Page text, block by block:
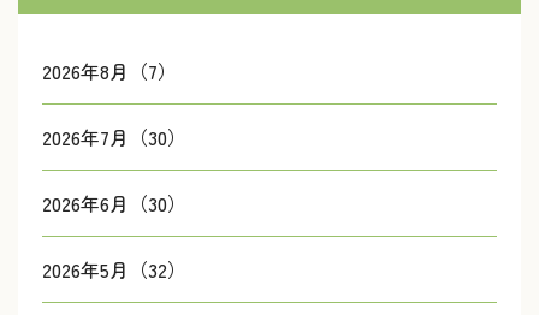
2026年8月（7）
2026年7月（30）
2026年6月（30）
2026年5月（32）